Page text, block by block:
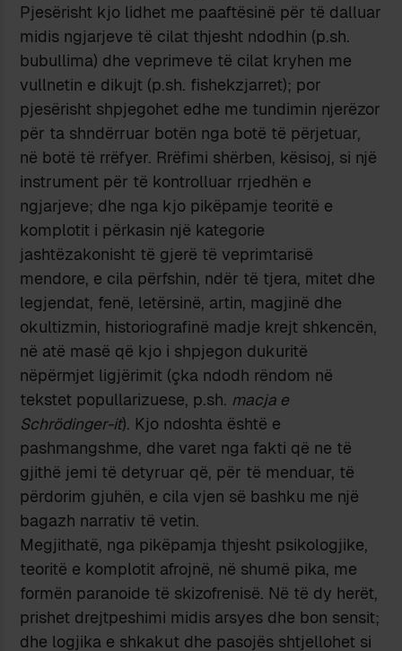
Pjesërisht kjo lidhet me paaftësinë për të dalluar
midis ngjarjeve të cilat thjesht ndodhin (p.sh.
bubullima) dhe veprimeve të cilat kryhen me
vullnetin e dikujt (p.sh. fishekzjarret); por
pjesërisht shpjegohet edhe me tundimin njerëzor
për ta shndërruar botën nga botë të përjetuar,
në botë të rrëfyer. Rrëfimi shërben, kësisoj, si një
instrument për të kontrolluar rrjedhën e
ngjarjeve; dhe nga kjo pikëpamje teoritë e
komplotit i përkasin një kategorie
jashtëzakonisht të gjerë të veprimtarisë
mendore, e cila përfshin, ndër të tjera, mitet dhe
legjendat, fenë, letërsinë, artin, magjinë dhe
okultizmin, historiografinë madje krejt shkencën,
në atë masë që kjo i shpjegon dukuritë
nëpërmjet ligjërimit (çka ndodh rëndom në
tekstet popullarizuese, p.sh. macja e
Schrödinger-it). Kjo ndoshta është e
pashmangshme, dhe varet nga fakti që ne të
gjithë jemi të detyruar që, për të menduar, të
përdorim gjuhën, e cila vjen së bashku me një
bagazh narrativ të vetin.
Megjithatë, nga pikëpamja thjesht psikologjike,
teoritë e komplotit afrojnë, në shumë pika, me
formën paranoide të skizofrenisë. Në të dy herët,
prishet drejtpeshimi midis arsyes dhe bon sensit;
dhe logjika e shkakut dhe pasojës shtjellohet si